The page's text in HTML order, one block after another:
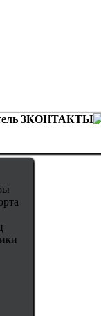
КОНТАКТЫ